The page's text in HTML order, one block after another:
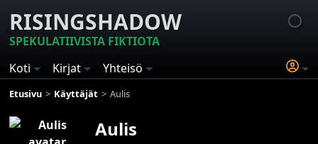
RISINGSHADOW
SPEKULATIIVISTA FIKTIOTA
Koti
Kirjat Yhteisö
Etusivu Käyttäjät Aulis
Aulis